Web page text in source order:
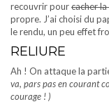
recouvrir pourcacher
propre. J’ai choisi du
le rendu, un peu effet
RELIURE
Ah ! On attaque la
va, pars pas en courant
courage ! )